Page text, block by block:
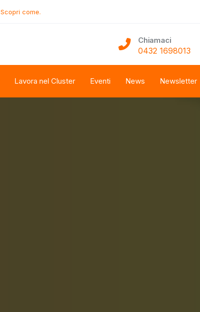
Scopri come.
Chiamaci
0432 1698013
Lavora nel Cluster Eventi News Newsletter